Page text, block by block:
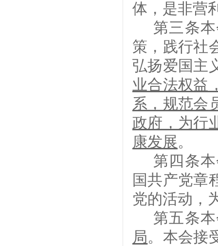
体，是非营
第三条
策， 践行社
弘扬爱国主
业合法权益
系，规范会
政府，为行
康发展。
第 四 条
国共产党章
党的活动，
第五条
局。 本会接